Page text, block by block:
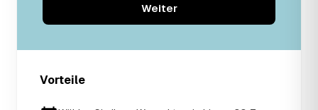
Weiter
Vorteile